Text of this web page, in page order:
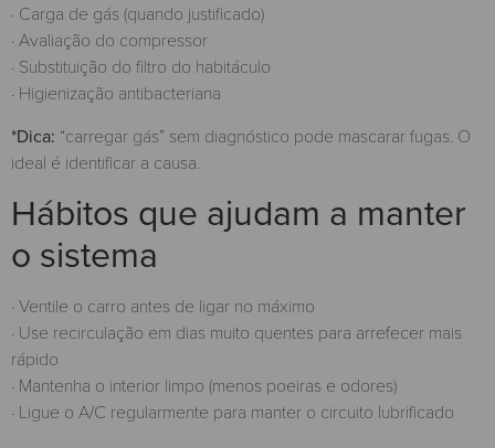
· Carga de gás (quando justificado)
· Avaliação do compressor
· Substituição do filtro do habitáculo
· Higienização antibacteriana
*Dica: “carregar gás” sem diagnóstico pode mascarar fugas. O
ideal é identificar a causa.
Hábitos que ajudam a manter
o sistema
· Ventile o carro antes de ligar no máximo
· Use recirculação em dias muito quentes para arrefecer mais
rápido
· Mantenha o interior limpo (menos poeiras e odores)
· Ligue o A/C regularmente para manter o circuito lubrificado